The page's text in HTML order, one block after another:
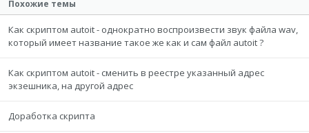
Похожие темы
Как скриптом autoit - однократно воспроизвести звук файла wav,
который имеет название такое же как и сам файл autoit ?
Как скриптом autoit - сменить в реестре указанный адрес
экзешника, на другой адрес
Доработка скрипта